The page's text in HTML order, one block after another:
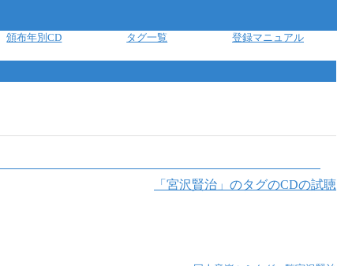
頒布年別CD タグ一覧 登録マニュアル
「 宮沢賢治 」のタグのCDの試聴